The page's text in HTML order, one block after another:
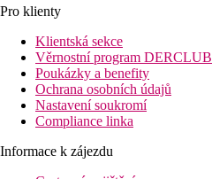
Pro klienty
Klientská sekce
Věrnostní program DERCLUB
Poukázky a benefity
Ochrana osobních údajů
Nastavení soukromí
Compliance linka
Informace k zájezdu